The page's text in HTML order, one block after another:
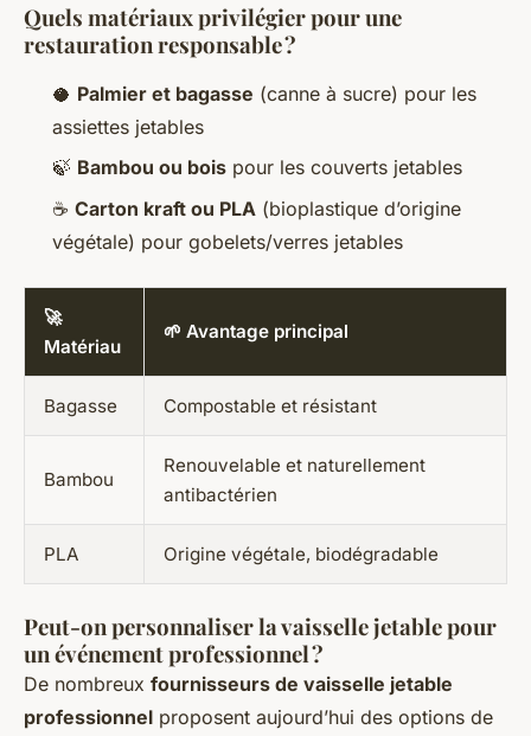
Quels matériaux privilégier pour une
restauration responsable ?
🥥 Palmier et bagasse (canne à sucre) pour les
assiettes jetables
🍃 Bambou ou bois pour les couverts jetables
☕ Carton kraft ou PLA (bioplastique d’origine
végétale) pour gobelets/verres jetables
🚀
Matériau
🌱 Avantage principal
Bagasse Compostable et résistant
Bambou
Renouvelable et naturellement
antibactérien
PLA Origine végétale, biodégradable
Peut-on personnaliser la vaisselle jetable pour
un événement professionnel ?
De nombreux fournisseurs de vaisselle jetable
professionnel proposent aujourd’hui des options de